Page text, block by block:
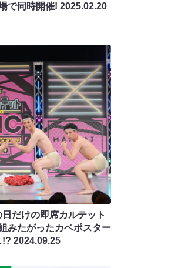
で同時開催! 2025.02.20
だけの即席カルテット
みたがったカベポスター
2024.09.25